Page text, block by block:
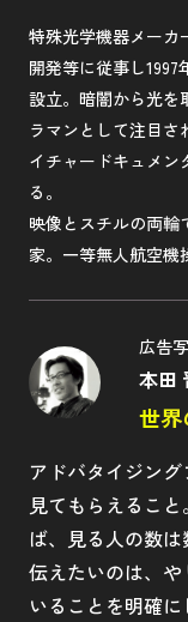
特殊光学機器メーカ
開発等に従事し1997
設立。暗闇から光を
ラマンとして注目
イチャードキュメン
る。
映像とスチルの両輪
家。一等無人航空機
広告
本田
世
アドバタイジン
見てもらえるこ
ば、見る人の数
伝えたいのは、
いることを明確